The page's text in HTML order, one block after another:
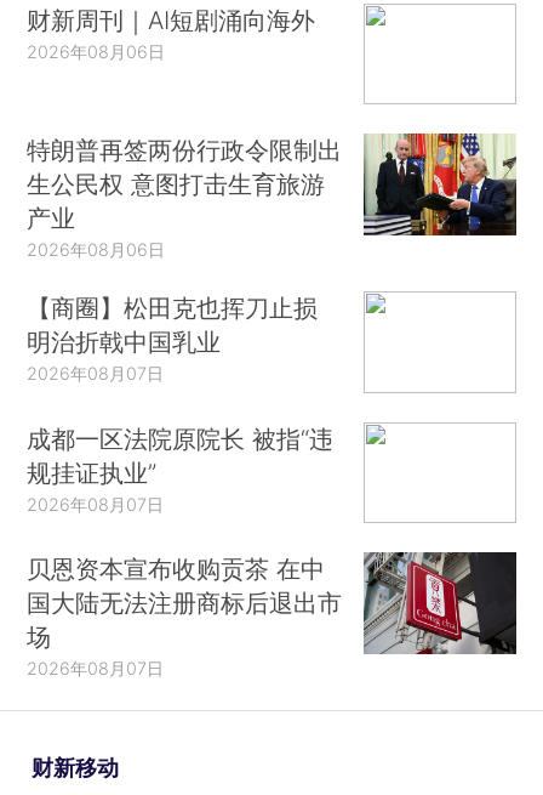
财新周刊｜AI短剧涌向海外
2026年08月06日
特朗普再签两份行政令限制出
生公民权 意图打击生育旅游
产业
2026年08月06日
【商圈】松田克也挥刀止损
明治折戟中国乳业
2026年08月07日
成都一区法院原院长 被指“违
规挂证执业”
2026年08月07日
贝恩资本宣布收购贡茶 在中
国大陆无法注册商标后退出市
场
2026年08月07日
财新移动